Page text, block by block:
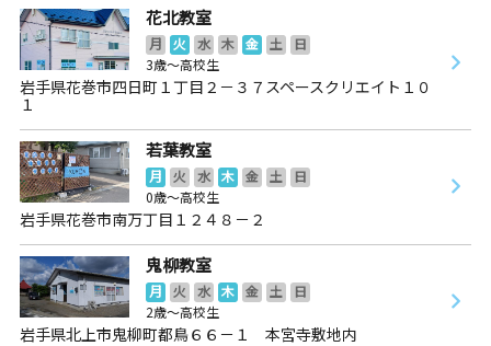
花北教室
月 火 水 木 金 土
日
3歳～高校生
岩手県花巻市四日町１丁目２－３７スペースクリエイト１０
１
若葉教室
月 火 水 木 金 土
日
0歳～高校生
岩手県花巻市南万丁目１２４８－２
鬼柳教室
月 火 水 木 金 土
日
2歳～高校生
岩手県北上市鬼柳町都鳥６６－１ 本宮寺敷地内